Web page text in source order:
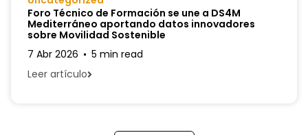
Foro Técnico de Formación se une a DS4M
Mediterráneo aportando datos innovadores
sobre Movilidad Sostenible
7 Abr 2026
5 min read
Leer artículo